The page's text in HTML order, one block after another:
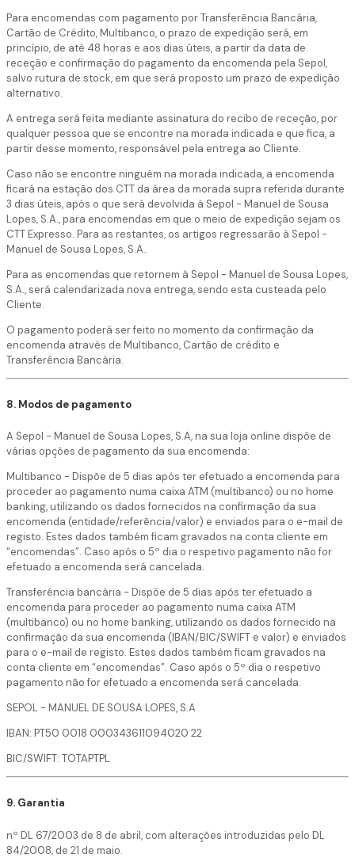
Para encomendas com pagamento por Transferência Bancária,
Cartão de Crédito, Multibanco, o prazo de expedição será, em
princípio, de até 48 horas e aos dias úteis, a partir da data de
receção e confirmação do pagamento da encomenda pela Sepol,
salvo rutura de stock, em que será proposto um prazo de expedição
alternativo.
A entrega será feita mediante assinatura do recibo de receção, por
qualquer pessoa que se encontre na morada indicada e que fica, a
partir desse momento, responsável pela entrega ao Cliente.
Caso não se encontre ninguém na morada indicada, a encomenda
ficará na estação dos CTT da área da morada supra referida durante
3 dias úteis, após o que será devolvida à Sepol - Manuel de Sousa
Lopes, S.A., para encomendas em que o meio de expedição sejam os
CTT Expresso. Para as restantes, os artigos regressarão à Sepol -
Manuel de Sousa Lopes, S.A..
Para as encomendas que retornem à Sepol - Manuel de Sousa Lopes,
S.A., será calendarizada nova entrega, sendo esta custeada pelo
Cliente.
O pagamento poderá ser feito no momento da confirmação da
encomenda através de Multibanco, Cartão de crédito e
Transferência Bancária.
8. Modos de pagamento
A Sepol - Manuel de Sousa Lopes, S.A, na sua loja online dispõe de
várias opções de pagamento da sua encomenda:
Multibanco - Dispõe de 5 dias após ter efetuado a encomenda para
proceder ao pagamento numa caixa ATM (multibanco) ou no home
banking, utilizando os dados fornecidos na confirmação da sua
encomenda (entidade/referência/valor) e enviados para o e-mail de
registo. Estes dados também ficam gravados na conta cliente em
“encomendas”. Caso após o 5º dia o respetivo pagamento não for
efetuado a encomenda será cancelada.
Transferência bancária - Dispõe de 5 dias após ter efetuado a
encomenda para proceder ao pagamento numa caixa ATM
(multibanco) ou no home banking, utilizando os dados fornecido na
confirmação da sua encomenda (IBAN/BIC/SWIFT e valor) e enviados
para o e-mail de registo. Estes dados também ficam gravados na
conta cliente em “encomendas”. Caso após o 5º dia o respetivo
pagamento não for efetuado a encomenda será cancelada.
SEPOL - MANUEL DE SOUSA LOPES, S.A
IBAN: PT50 0018 000343611094020 22
BIC/SWIFT: TOTAPTPL
9. Garantia
nº DL 67/2003 de 8 de abril, com alterações introduzidas pelo DL
84/2008, de 21 de maio.